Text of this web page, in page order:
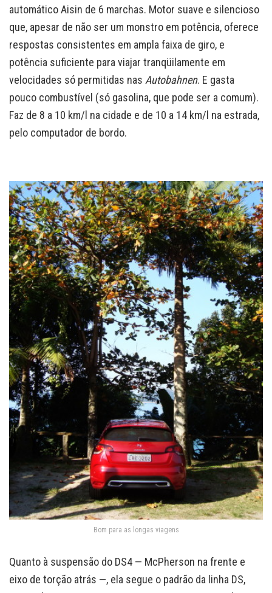
automático Aisin de 6 marchas. Motor suave e silencioso
que, apesar de não ser um monstro em potência, oferece
respostas consistentes em ampla faixa de giro, e
potência suficiente para viajar tranqüilamente em
velocidades só permitidas nas Autobahnen. E gasta
pouco combustível (só gasolina, que pode ser a comum).
Faz de 8 a 10 km/l na cidade e de 10 a 14 km/l na estrada,
pelo computador de bordo.
Bom para as longas viagens
Quanto à suspensão do DS4 — McPherson na frente e
eixo de torção atrás —, ela segue o padrão da linha DS,